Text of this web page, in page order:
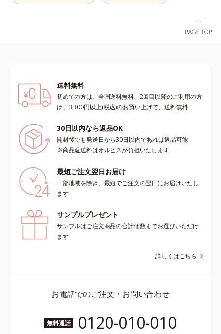
* メラニンの生成を抑え、シミ・ソ
みずみずしくスーッと浸透し後肌は
く使える使用感です。*1 過剰に生
メラノサイト*4 角層まで
送料無料
初めての方は、全国送料無料、2回目以降のご利用の方
は、3,300円以上(税込)のお買い上げで、送料無料
30日以内なら返品OK
開封後でも発送日から30日以内であれば返品可能
※商品返送料はオルビスが負担いたします
最短ご注文翌日お届け
一部地域を除き、最短でご注文の翌日にお届けいたし
ます
サンプルプレゼント
サンプルはご注文商品の合計個数までお選びいただけ
ます
詳しくはこちら
お電話でのご注文・お問い合わせ
無料通話 0120-010-010